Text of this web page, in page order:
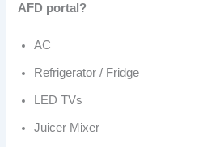
AFD portal?
AC
Refrigerator / Fridge
LED TVs
Juicer Mixer